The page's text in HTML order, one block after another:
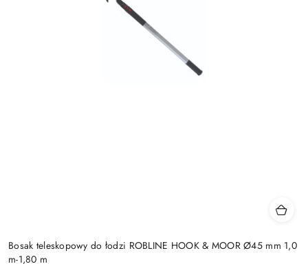
Bosak teleskopowy do łodzi ROBLINE HOOK & MOOR Ø45 mm 1,0
m-1,80 m